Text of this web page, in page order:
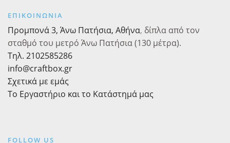
ΕΠΙΚΟΙΝΩΝΙΑ
Προμπονά 3, Άνω Πατήσια, Αθήνα, δίπλα από τον
σταθμό του μετρό Άνω Πατήσια (130 μέτρα).
Τηλ. 2102585286
info@craftbox.gr
Σχετικά με εμάς
Το Εργαστήριο και το Κατάστημά μας
FOLLOW US